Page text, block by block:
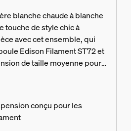
blanche chaude à blanche
touche de style chic à
avec cet ensemble, qui
Edison Filament ST72 et
de taille moyenne pour
en noir.
conçu pour les